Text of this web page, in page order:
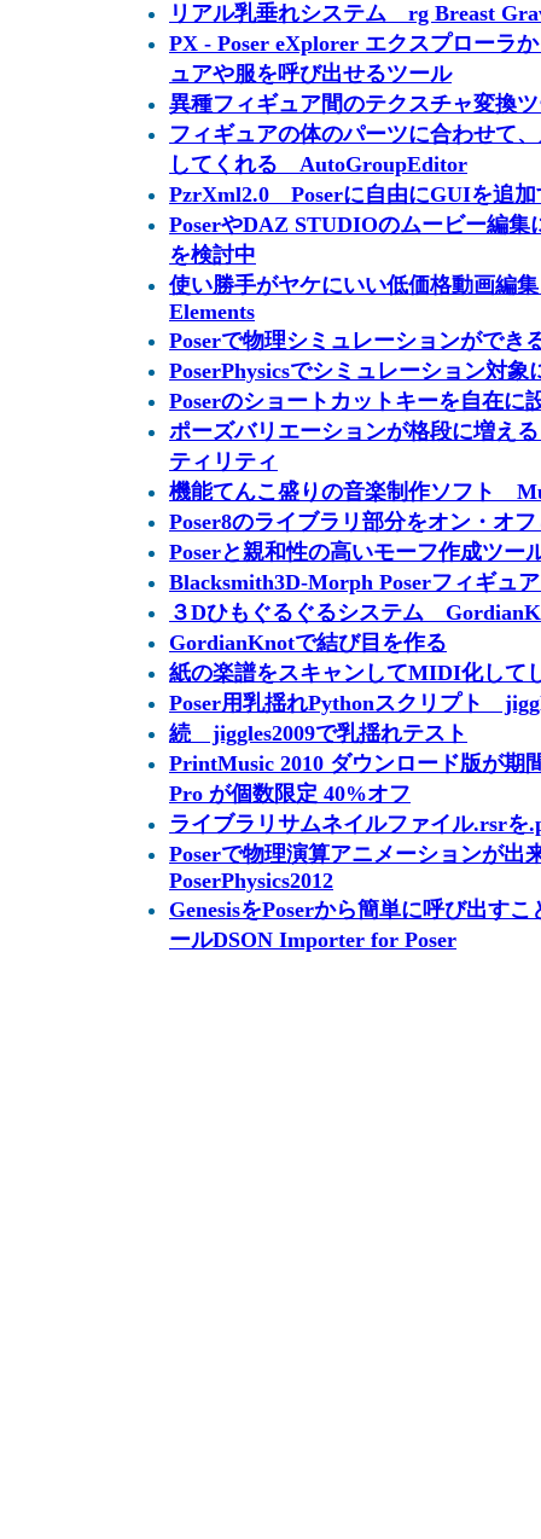
リアル乳垂れシステム rg Breast
PX - Poser eXplorer エクスプローラ
ュアや服を呼び出せるツール
異種フィギュア間のテクスチャ変換
フィギュアの体のパーツに合わせて
してくれる AutoGroupEditor
PzrXml2.0 Poserに自由にGUIを追加
PoserやDAZ STUDIOのムービー編集
を検討中
使い勝手がヤケにいい低価格動画編
Elements
Poserで物理シミュレーションができ
PoserPhysicsでシミュレーション対象
Poserのショートカットキーを自在に
ポーズバリエーションが格段に増え
ティリティ
機能てんこ盛りの音楽制作ソフト
Poser8のライブラリ部分をオン・オ
Poserと親和性の高いモーフ作成ツ
Blacksmith3D-Morph Poserフィギュ
３Dひもぐるぐるシステム
GordianKnotで結び目を作る
紙の楽譜をスキャンしてMIDI化し
Poser用乳揺れPythonスクリプト
続 jiggles2009で乳揺れテスト
PrintMusic 2010 ダウンロード版が期
Pro が個数限定 40%オフ
ライブラリサムネイルファイル.rsrを
Poserで物理演算アニメーションが
PoserPhysics2012
GenesisをPoserから簡単に呼び出す
ールDSON Importer for Poser